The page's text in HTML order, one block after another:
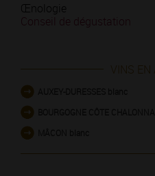
Œnologie
Conseil de dégustation
VINS